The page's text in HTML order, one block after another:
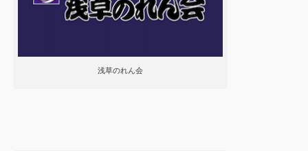
浅草のれん会